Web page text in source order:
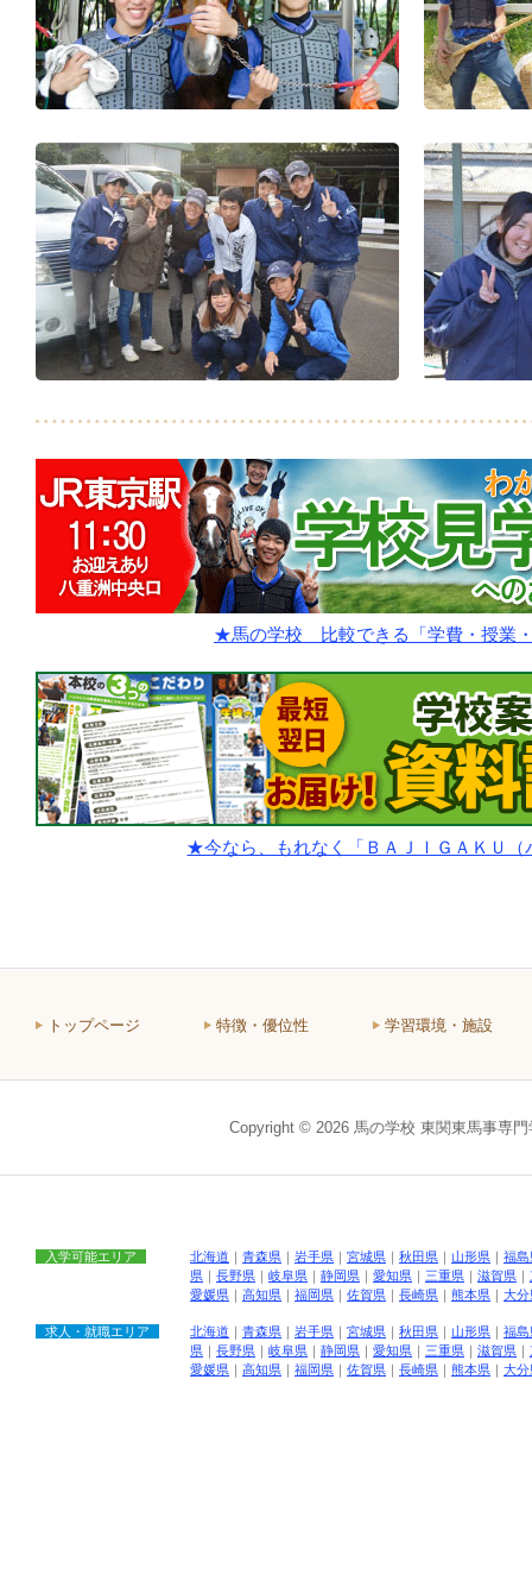
★馬の学校 比較できる「学費・授業
★今なら、もれなく「ＢＡＪＩＧＡＫＵ
トップページ 特徴・優位性 学習環境・施設
Copyright © 2026 馬の学校 東関東馬事専
入学可能エリア 北海道 ｜ 青森県 ｜ 岩手県 ｜ 宮城県 ｜ 秋田県 ｜ 山形県 ｜ 福島
県 ｜ 長野県 ｜ 岐阜県 ｜ 静岡県 ｜ 愛知県 ｜ 三重県 ｜ 滋賀県 ｜
愛媛県 ｜ 高知県 ｜ 福岡県 ｜ 佐賀県 ｜ 長崎県 ｜ 熊本県 ｜ 大分
求人・就職エリア 北海道 ｜ 青森県 ｜ 岩手県 ｜ 宮城県 ｜ 秋田県 ｜ 山形県 ｜ 福島
県 ｜ 長野県 ｜ 岐阜県 ｜ 静岡県 ｜ 愛知県 ｜ 三重県 ｜ 滋賀県 ｜
愛媛県 ｜ 高知県 ｜ 福岡県 ｜ 佐賀県 ｜ 長崎県 ｜ 熊本県 ｜ 大分